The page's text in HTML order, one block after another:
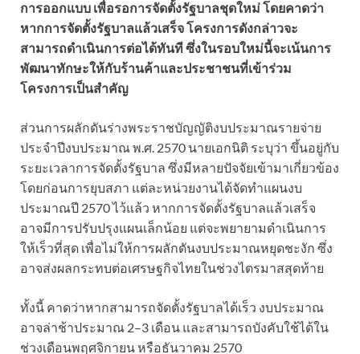
การออกแบบ เพื่อรอการจัดตั้งรัฐบาลชุดใหม่ โดยคาดว่า
หากการจัดตั้งรัฐบาลแล้วเสร็จ โครงการดังกล่าวจะ
สามารถดำเนินการต่อได้ทันที ซึ่งในรอบใหม่นี้จะเน้นการ
พัฒนาทักษะให้กับร้านค้าและประชาชนที่เข้าร่วม
โครงการเป็นสำคัญ
ส่วนการผลักดันร่างพระราชบัญญัติงบประมาณรายจ่าย
ประจำปีงบประมาณ พ.ศ. 2570 นายเอกนิติ ระบุว่า ขึ้นอยู่กับ
ระยะเวลาการจัดตั้งรัฐบาล ซึ่งมีหลายปัจจัยเข้ามาเกี่ยวข้อง
โดยก่อนการยุบสภา แต่ละหน่วยงานได้จัดทำแผนงบ
ประมาณปี 2570 ไว้แล้ว หากการจัดตั้งรัฐบาลแล้วเสร็จ
อาจมีการปรับปรุงแผนเล็กน้อย แต่จะพยายามดำเนินการ
ให้เร็วที่สุด เพื่อไม่ให้การผลักดันงบประมาณหยุดชะงัก ซึ่ง
อาจส่งผลกระทบต่อเศรษฐกิจไทยในช่วงไตรมาสสุดท้าย
ทั้งนี้ คาดว่าหากสามารถจัดตั้งรัฐบาลได้เร็ว งบประมาณ
อาจล่าช้าประมาณ 2–3 เดือน และสามารถบังคับใช้ได้ใน
ช่วงเดือนพฤศจิกายน หรือธันวาคม 2570